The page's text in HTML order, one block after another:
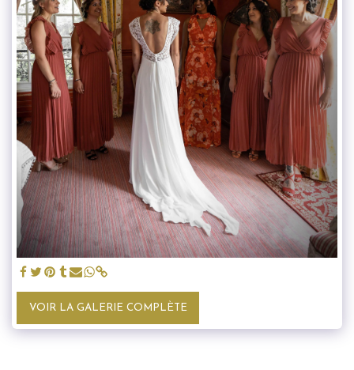
VOIR LA GALERIE COMPLÈTE